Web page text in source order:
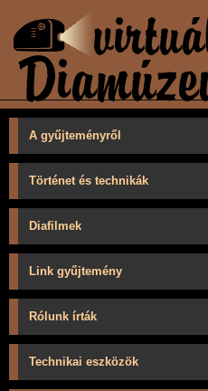
A gyűjteményről
Történet és technikák
Diafilmek
Link gyűjtemény
Rólunk írták
Technikai eszközök